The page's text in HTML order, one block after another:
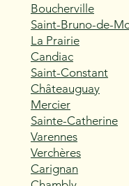
Boucherville
Saint-Bruno-de-
La Prairie
Candiac
Saint-Constant
Châteauguay
Mercier
Sainte-Catherine
Varennes
Verchères
Carignan